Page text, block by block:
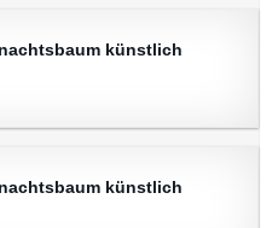
künstlich
künstlich